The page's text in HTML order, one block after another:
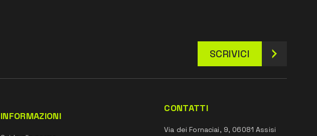
SCRIVICI
INFORMAZIONI
CONTATTI
Via dei Fornaciai, 9, 06081 Assisi